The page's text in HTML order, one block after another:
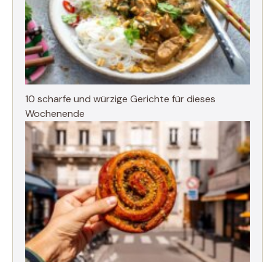
10 scharfe und würzige Gerichte für dieses
Wochenende